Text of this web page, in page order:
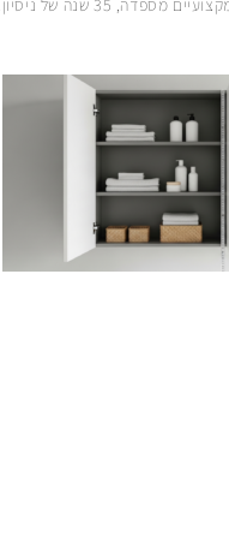
35 שנה של ניסיון.